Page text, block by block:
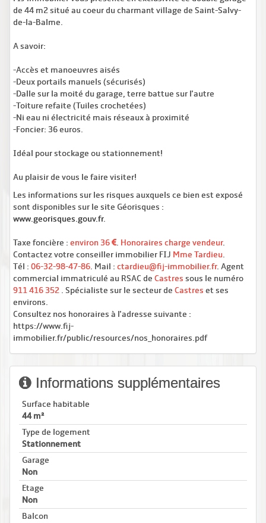
de 44 m2 situé au coeur du charmant village de Saint-Salvy-
de-la-Balme.
A savoir:
-Accès et manoeuvres aisés
-Deux portails manuels (sécurisés)
-Dalle sur la moité du garage, terre battue sur l'autre
-Toiture refaite (Tuiles crochetées)
-Ni eau ni électricité mais réseaux à proximité
-Foncier: 36 euros.
Idéal pour stockage ou stationnement!
Au plaisir de vous le faire visiter!
Les informations sur les risques auxquels ce bien est exposé
sont disponibles sur le site Géorisques :
www.georisques.gouv.fr.
Taxe foncière : environ 36 . Honoraires charge vendeur.
Contactez votre conseiller immobilier FIJ Mme Tardieu.
Tél : 06-32-98-47-86. Mail : ctardieu@fij-immobilier.fr. Agent
commercial immatriculé au RSAC de Castres sous le numéro
911 416 352 . Spécialiste sur le secteur de Castres et ses
environs.
Consultez nos honoraires à l'adresse suivante :
https://www.fij-
immobilier.fr/public/resources/nos_honoraires.pdf
Informations supplémentaires
Surface habitable
44 m²
Type de logement
Stationnement
Garage
Non
Etage
Non
Balcon